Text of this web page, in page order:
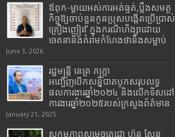
ឪពុក-ម្ដាយអស់ការអត់ធ្មត់,ប្ដឹងសមត្ថ
កិច្ចឱ្យចាប់ខ្លួនកូនប្រុសបង្កើតប្រើប្រាស់
គ្រឿងញៀន ក្នុងករណីហិង្សាដោយ
ចេតនានិងគំរាមកំហែងថានឹងសម្លាប់
June 3, 2026
រដ្ឋមន្រ្តី​ នេត្រ​ ភក្ត្រា​
អញ្ជើញបើកសន្និបាតបូកសរុបលទ្ធ
ផលការងារឆ្នាំ២០២៤ និងលើកទិសដៅ
ការងារឆ្នាំ២០២៥របស់​ក្រសួង​ព័ត៌មាន​
January 21, 2025
សកម្មភាពសម្តេចតេជោ ហ៊ុន សែន